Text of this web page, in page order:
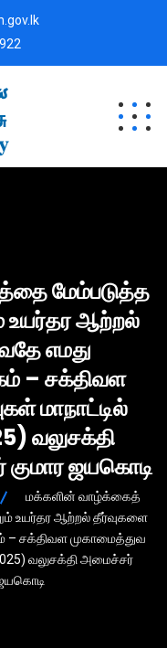
மேம்படுத்த
உயர்தர ஆற்றல்
எமது
– சக்திவள
மாநாட்டில்
வலுசக்தி
ஜயகொடி
மக்களின் வாழ்க்கைத்
உயர்தர ஆற்றல் தீர்வுகளை
சக்திவள முகாமைத்துவ
வலுசக்தி அமைச்சர்